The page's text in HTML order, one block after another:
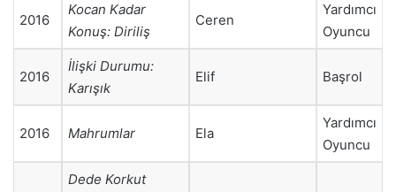
2016
Kocan Kadar
Konuş: Diriliş
Ceren
Yardımcı
Oyuncu
2016
İlişki Durumu:
Karışık
Elif Başrol
2016 Mahrumlar Ela
Yardımcı
Oyuncu
Dede Korkut